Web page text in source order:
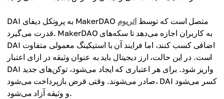
DAI به پروتکل دیفای MakerDAO متصل است که توسط اتریوم
قدرت می‌گیرد. MakerDAO به کاربران اجازه می‌دهد تا سکه‌های
DAI اضافی کسب کنند، اما فرایند آن با استیکینگ معمولی متفاوت
است. در این حالت، ارز دیجیتال باید به عنوان وثیقه در ازای اعتبار
DAI واریز شود. برای هر اعتباری که ایجاد می‌شود، توکن‌های جدید
صادر می‌شوند. وقتی قرض بازپرداخت می‌شود، DAI کسر می‌شود
و وثیقه آزاد می‌شود.